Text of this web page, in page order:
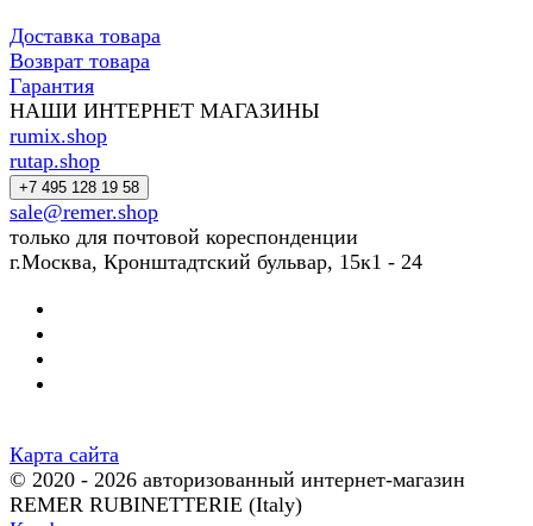
Доставка товара
Возврат товара
Гарантия
НАШИ ИНТЕРНЕТ МАГАЗИНЫ
rumix.shop
rutap.shop
+7 495 128 19 58
sale@remer.shop
только для почтовой кореспонденции
г.Москва, Кронштадтский бульвар, 15к1 - 24
Карта сайта
© 2020 - 2026 авторизованный интернет-магазин
REMER RUBINETTERIE (Italy)